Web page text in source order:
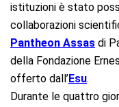
istituzioni è stato
collaborazioni
Pantheon Assas di
della Fondazione
offerto dall’Esu.
Durante le quattro